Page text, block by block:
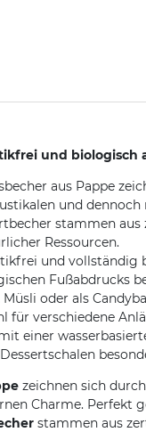
und biologisch
aus Pappe
und dennoch
stammen
Ressourcen.
und
Fußabdrucks
oder als
für verschiedene
einer
zeichnen sich
Charme. Perfekt
stammen aus